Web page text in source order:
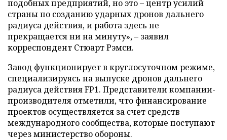
подобных предприятий, но это – центр усилий
страны по созданию ударных дронов дальнего
радиуса действия, и работа здесь не
прекращается ни на минуту», – заявил
корреспондент Стюарт Рэмси.
Завод функционирует в круглосуточном режиме,
специализируясь на выпуске дронов дальнего
радиуса действия FP1. Представители компании-
производителя отметили, что финансирование
проектов осуществляется за счет средств
международного сообщества, которые поступают
через министерство обороны.